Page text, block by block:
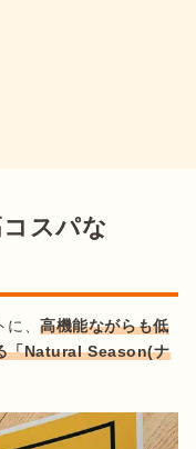
スパな
に、高機能ながらも低
「Natural Season(ナ